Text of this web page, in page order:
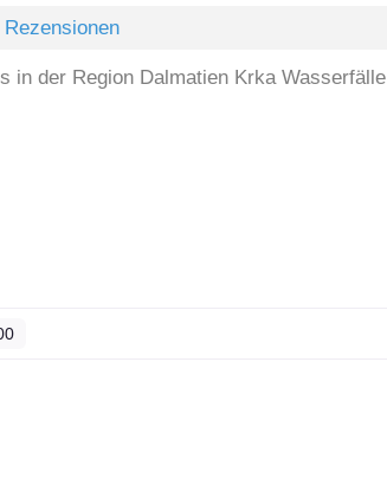
Rezensionen
in der Region Dalmatien Krka Wasserfälle